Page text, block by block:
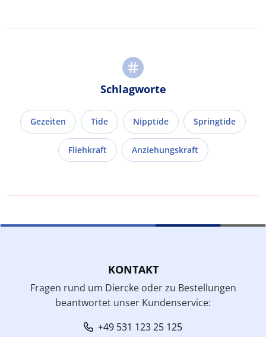
Schlagworte
Gezeiten Tide Nipptide Springtide
Fliehkraft Anziehungskraft
KONTAKT
Fragen rund um Diercke oder zu Bestellungen
beantwortet unser Kundenservice:
+49 531 123 25 125